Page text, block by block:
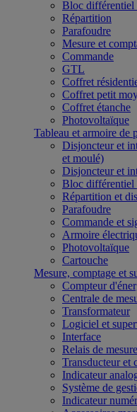
Bloc différentiel
Répartition
Parafoudre
Mesure et
Commande
GTL
Coffret
Coffret petit
Coffret étanche
Photovoltaïque
Tableau et armoire de
Disjoncteur et
et moulé)
Disjoncteur et
Bloc différentiel
Répartition et
Parafoudre
Commande et
Armoire
Photovoltaïque
Cartouche
Mesure, comptage et
Compteur
Centrale de
Transformateur
Logiciel et
Interface
Relais de
Transducteur et
Indicateur
Système de
Indicateur